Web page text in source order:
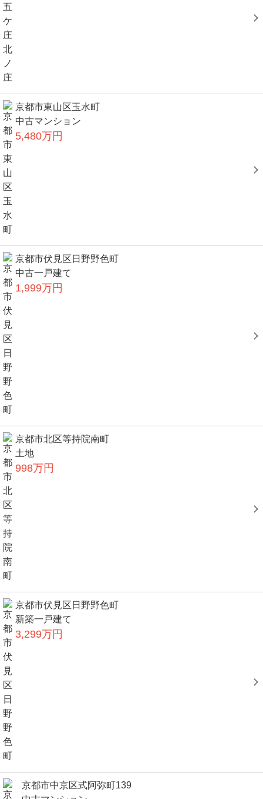
京都市東山区玉水町
中古マンション
5,480万円
京都市伏見区日野野色町
中古一戸建て
1,999万円
京都市北区等持院南町
土地
998万円
京都市伏見区日野野色町
新築一戸建て
3,299万円
京都市中京区式阿弥町139